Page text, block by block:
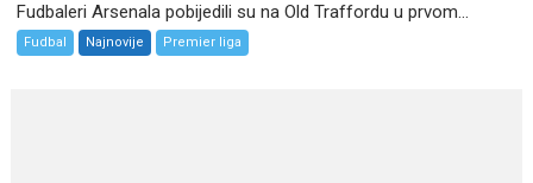
Fudbaleri Arsenala pobijedili su na Old Traffordu u prvom...
Fudbal Najnovije Premier liga